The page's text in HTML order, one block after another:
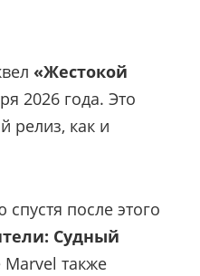
«Жестокой
2026 года. Это
релиз, как и
после этого
Судный
также